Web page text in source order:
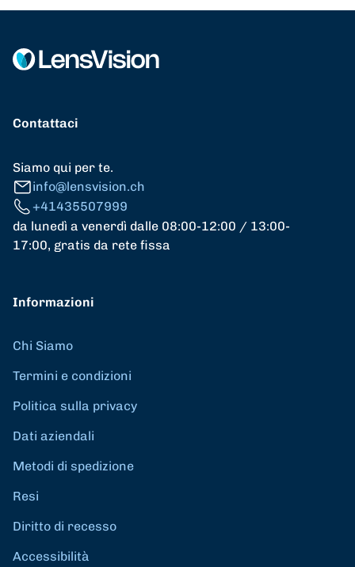
Contattaci
Siamo qui per te.
info@lensvision.ch
+41435507999
da lunedì a venerdì dalle 08:00-12:00 / 13:00-
17:00, gratis da rete fissa
Informazioni
Chi Siamo
Termini e condizioni
Politica sulla privacy
Dati aziendali
Metodi di spedizione
Resi
Diritto di recesso
Accessibilità